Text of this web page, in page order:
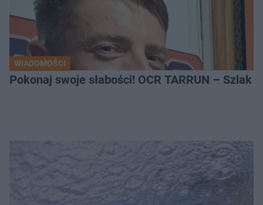
WIADOMOŚCI
Pokonaj swoje słabości! OCR TARRUN – Szlak